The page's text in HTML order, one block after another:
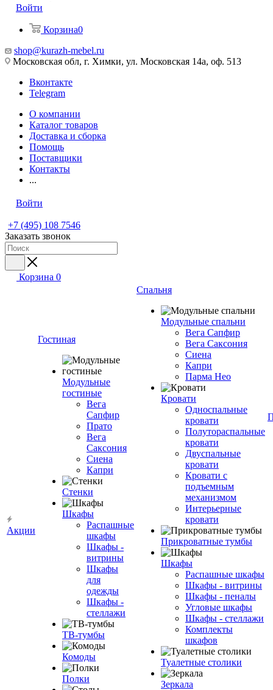
Войти
Корзина0
shop@kurazh-mebel.ru
Московская обл, г. Химки, ул. Московская 14а, оф. 513
Вконтакте
Telegram
О компании
Каталог товаров
Доставка и сборка
Помощь
Поставщики
Контакты
...
Войти
+7 (495) 108 7546
Заказать звонок
Корзина 0
Акции
Гостиная
Модульные
гостиные
Вега
Сапфир
Прато
Вега
Саксония
Сиена
Капри
Стенки
Шкафы
Распашные
шкафы
Шкафы -
витрины
Шкафы
для
одежды
Шкафы -
стеллажи
ТВ-тумбы
Комоды
Полки
Спальня
Модульные спальни
Вега Сапфир
Вега Саксония
Сиена
Капри
Парма Нео
Кровати
Односпальные
кровати
Полутораспальные
кровати
Двуспальные
кровати
Кровати с
подъемным
механизмом
Интерьерные
кровати
Прикроватные тумбы
Шкафы
Распашные шкафы
Шкафы - витрины
Шкафы - пеналы
Угловые шкафы
Шкафы - стеллажи
Комплекты
шкафов
Туалетные столики
Зеркала